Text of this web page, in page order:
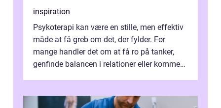
inspiration
Psykoterapi kan være en stille, men effektiv
måde at få greb om det, der fylder. For
mange handler det om at få ro på tanker,
genfinde balancen i relationer eller komme